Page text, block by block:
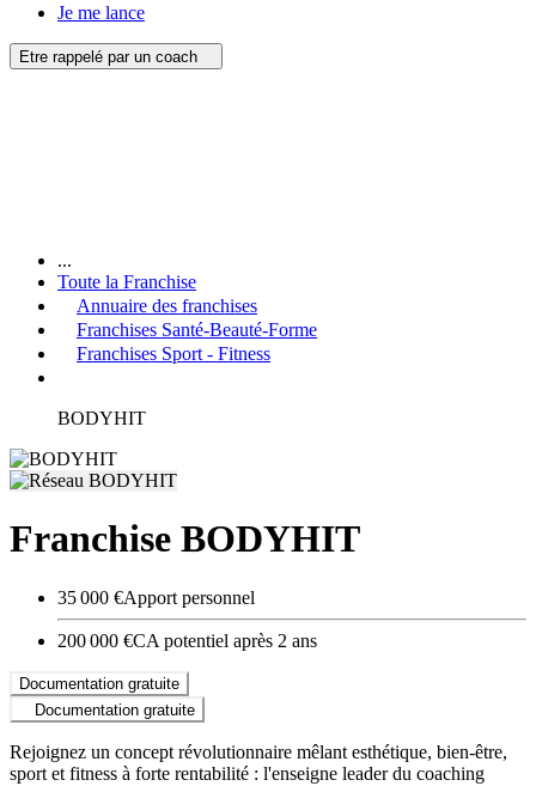
Je me lance
Etre rappelé par un coach
...
Toute la Franchise
Annuaire des franchises
Franchises Santé-Beauté-Forme
Franchises Sport - Fitness
BODYHIT
Franchise BODYHIT
35 000 €Apport personnel
200 000 €CA potentiel après 2 ans
Documentation gratuite
Documentation gratuite
Rejoignez un concept révolutionnaire mêlant esthétique, bien-être,
sport et fitness à forte rentabilité : l'enseigne leader du coaching